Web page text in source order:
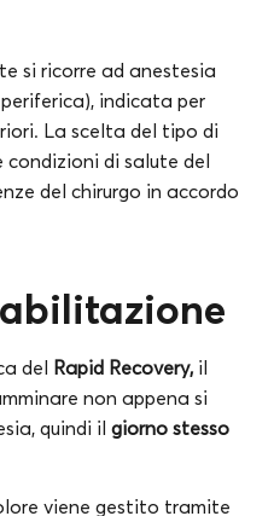
si ricorre ad anestesia
indicata per
La scelta del tipo di
di salute del
del chirurgo in accordo
del Rapid Recovery, il
non appena si
quindi il giorno stesso
viene gestito tramite